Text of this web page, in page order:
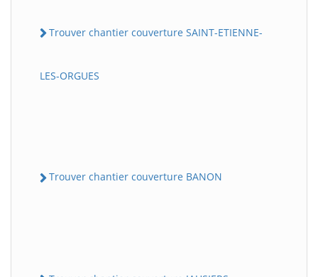
Trouver chantier couverture SAINT-ETIENNE-
LES-ORGUES
Trouver chantier couverture BANON